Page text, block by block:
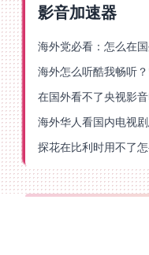
影音加速器